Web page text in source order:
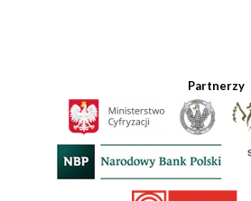
Partnerzy